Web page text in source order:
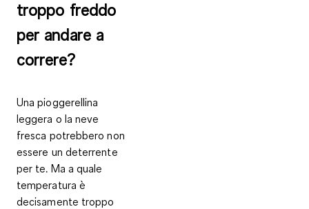
troppo freddo
per andare a
correre?
Una pioggerellina
leggera o la neve
fresca potrebbero non
essere un deterrente
per te. Ma a quale
temperatura è
decisamente troppo